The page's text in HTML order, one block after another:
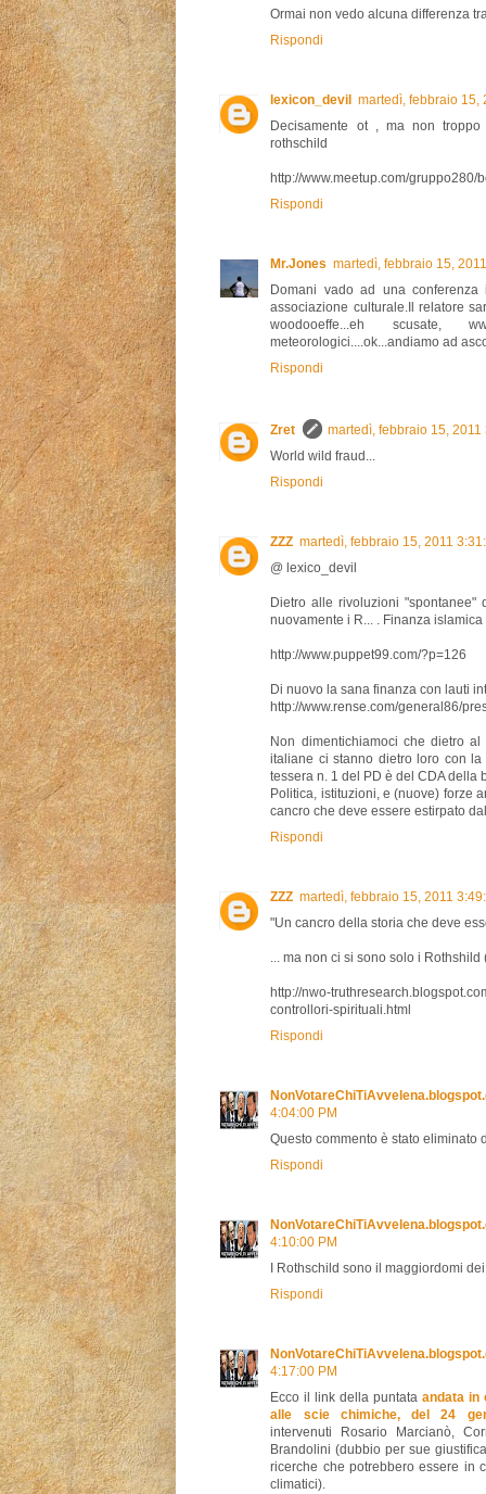
Ormai non vedo alcuna differenza
Rispondi
lexicon_devil
martedì, febbraio 15,
Decisamente ot , ma non
rothschild
http://www.meetup.com/gruppo280/
Rispondi
Mr.Jones martedì, febbraio 15,
Domani vado ad una conferenza
associazione culturale.Il relatore
woodooeffe...eh scusate,
meteorologici....ok...andiamo ad
Rispondi
Zret
martedì, febbraio 15, 2011
World wild fraud...
Rispondi
ZZZ martedì, febbraio 15, 2011
@ lexico_devil
Dietro alle rivoluzioni "spontanee"
nuovamente i R... . Finanza islamica
http://www.puppet99.com/?p=126
Di nuovo la sana finanza con lauti
http://www.rense.com/general86/
Non dimentichiamoci che dietro
italiane ci stanno dietro loro con
tessera n. 1 del PD è del CDA della
Politica, istituzioni, e (nuove) forze
cancro che deve essere estirpato
Rispondi
ZZZ martedì, febbraio 15, 2011
"Un cancro della storia che deve
... ma non ci si sono solo i Rothshild
http://nwo-
controllori-spirituali.html
Rispondi
4:04:00 PM
Questo commento è stato eliminato
Rispondi
4:10:00 PM
I Rothschild sono il maggiordomi
Rispondi
4:17:00 PM
Ecco il link della puntataandata in
alle scie chimiche, del 24
intervenuti Rosario Marcianò,
Brandolini (dubbio per sue
ricerche che potrebbero essere in
climatici).